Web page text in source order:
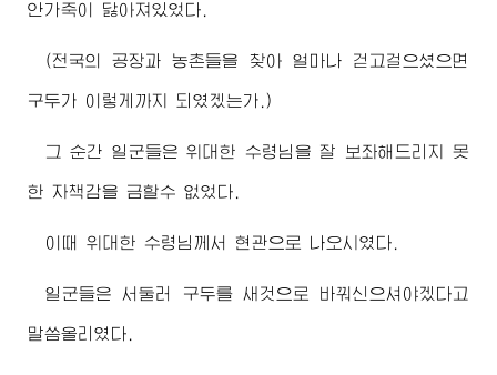
안가죽이 닳아져있었다.
(전국의 공장과 농촌들을 찾아 얼마나 걷고걸으셨으면
구두가 이렇게까지 되였겠는가.)
그 순간 일군들은위대한 수령님 을 잘 보좌해드리지 못
한 자책감을 금할수 없었다.
이때 위대한 수령님께서 현관으로 나오시였다.
일군들은 서둘러 구두를 새것으로 바꿔신으셔야겠다고
말씀올리였다.